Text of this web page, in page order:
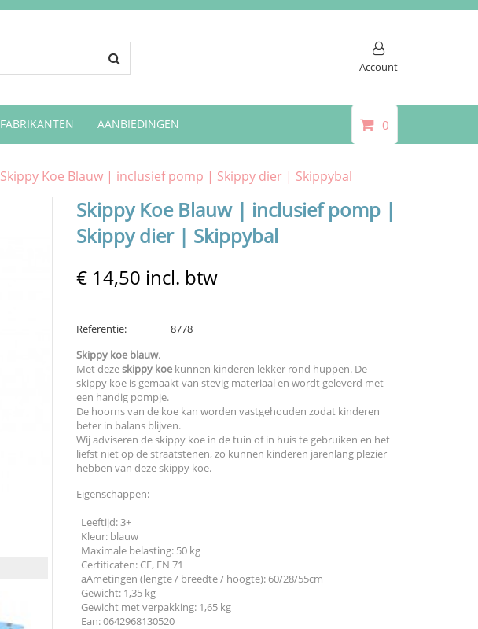
Account
0
FABRIKANTEN AANBIEDINGEN
Skippy Koe Blauw | inclusief pomp | Skippy dier | Skippybal
Skippy Koe Blauw | inclusief pomp |
Skippy dier | Skippybal
€ 14,50 incl. btw
Referentie:
8778
Skippy koe blauw.
Met dezeskippy koe kunnen kinderen lekker rond huppen. De
skippy koe is gemaakt van stevig materiaal en wordt geleverd met
een handig pompje.
De hoorns van de koe kan worden vastgehouden zodat kinderen
beter in balans blijven.
Wij adviseren de skippy koe in de tuin of in huis te gebruiken en het
liefst niet op de straatstenen, zo kunnen kinderen jarenlang plezier
hebben van deze skippy koe.
Eigenschappen:
Leeftijd: 3+
Kleur: blauw
Maximale belasting: 50 kg
Certificaten: CE, EN 71
aAmetingen (lengte / breedte / hoogte): 60/28/55cm
Gewicht: 1,35 kg
Gewicht met verpakking: 1,65 kg
Ean: 0642968130520